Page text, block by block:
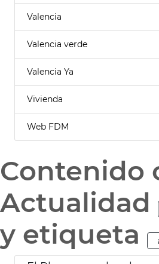
Valencia
Valencia verde
Valencia Ya
Vivienda
Web FDM
Contenido
Actualidad
y etiqueta